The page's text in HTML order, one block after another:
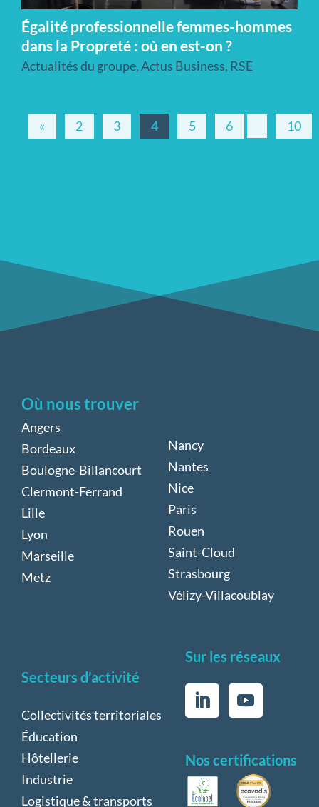
Égalité professionnelle femmes-hommes
dans la Propreté : où en est-on ?
Actualités du groupe,Actus Business, RSE
« 2 3 4 5 6 10
Où nous trouver
Angers
Bordeaux
Boulogne-Billancourt
Clermont-Ferrand
Lille
Lyon
Marseille
Metz
Nancy
Nantes
Nice
Paris
Rouen
Saint-Cloud
Strasbourg
Vélizy-Villacoublay
Secteurs d’activité
Collectivités territoriales
Éducation
Hôtellerie
Industrie
Logistique & transports
Sur les réseaux
Nos certifications